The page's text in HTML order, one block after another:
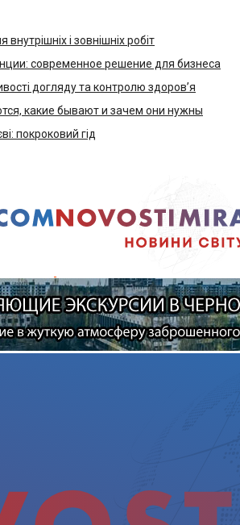
і зовнішніх робіт
современное решение для бизнеса
догляду та контролю здоров’я
какие бывают и зачем они нужны
покроковий гід